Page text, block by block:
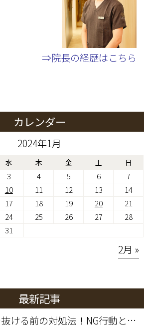
⇒院長の経歴はこちら
カレンダー
2024年1月
水 木 金 土 日
3 4 5 6
7
10 11 12 13
14
17 18 19 20
21
24 25 26 27
28
31
2月 »
最新記事
歯がグラグラで抜ける前の対処法！NG行動と歯を残す治療法